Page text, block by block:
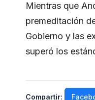
Mientras que
premeditación
Gobierno y las
superó los
Compartir: